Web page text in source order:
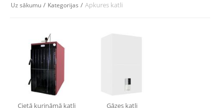
Uz sākumu / Kategorijas / Apkures katli
Cietā kurināmā katli Gāzes katli